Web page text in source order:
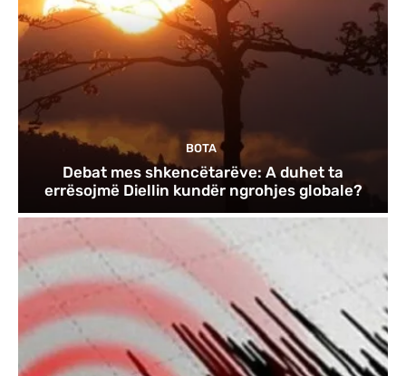
BOTA
Debat mes shkencëtarëve: A duhet ta
errësojmë Diellin kundër ngrohjes globale?